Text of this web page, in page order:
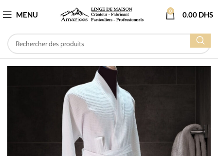
MENU 0 0.00 DHS